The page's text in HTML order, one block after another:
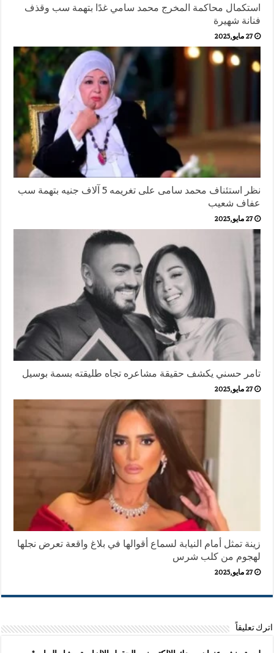
استكمال محاكمة المخرج محمد سامي غدًا بتهمة سب وقذف
فنانة شهيرة
27 مايو,2025
نظر استئناف محمد سامى على تغريمه 5 آلاف جنيه بتهمة سب
عفاف شعيب
27 مايو,2025
تامر حسني يكشف حقيقة مشاعره تجاه طليقته بسمة بوسيل
27 مايو,2025
زينة تمثل أمام النيابة لسماع أقوالها في بلاغ واقعة تعرض نجلها
لهجوم من كلب شرس
27 مايو,2025
اترك تعليقاً